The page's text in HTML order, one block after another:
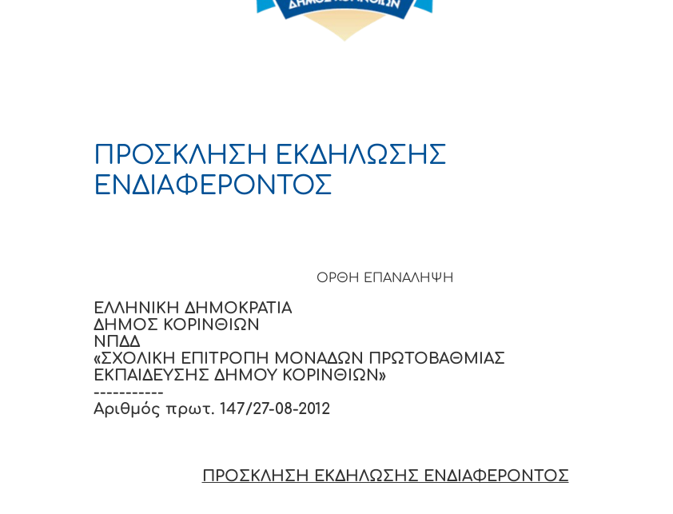
ΠΡΟΣΚΛΗΣΗ ΕΚΔΗΛΩΣΗΣ
ΕΝΔΙΑΦΕΡΟΝΤΟΣ
ΟΡΘΗ ΕΠΑΝΑΛΗΨΗ
ΕΛΛΗΝΙΚΗ ΔΗΜΟΚΡΑΤΙΑ
ΔΗΜΟΣ ΚΟΡΙΝΘΙΩΝ
ΝΠΔΔ
«ΣΧΟΛΙΚΗ ΕΠΙΤΡΟΠΗ ΜΟΝΑΔΩΝ ΠΡΩΤΟΒΑΘΜΙΑΣ
ΕΚΠΑΙΔΕΥΣΗΣ ΔΗΜΟΥ ΚΟΡΙΝΘΙΩΝ»
-----------
Αριθμός πρωτ. 147/27-08-2012
ΠΡΟΣΚΛΗΣΗ ΕΚΔΗΛΩΣΗΣ ΕΝΔΙΑΦΕΡΟΝΤΟΣ